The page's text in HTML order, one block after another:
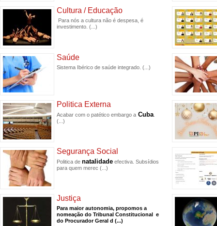
Cultura / Educação
Para nós a cultura não é despesa, é
investimento. (...)
Saúde
Sistema Ibérico de saúde integrado. (...)
Politica Externa
Acabar com o patético embargo a Cuba
(...)
Segurança Social
Politica de natalidade efectiva. Subsídios
para quem merec (...)
Justiça
Para maior autonomia, propomos a
nomeação do Tribunal Constitucional e
do Procurador Geral d (...)